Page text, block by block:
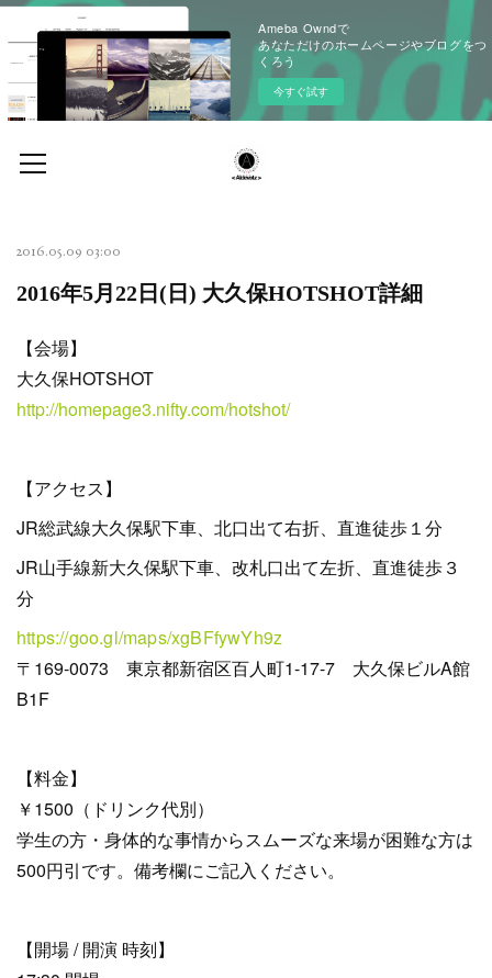
Ameba Owndで
あなただけのホームページやブログをつ
くろう
今すぐ試す
2016.05.09 03:00
2016年5月22日(日) 大久保HOTSHOT詳細
【会場】
大久保HOTSHOT
http://homepage3.nifty.com/hotshot/
【アクセス】
JR総武線大久保駅下車、北口出て右折、直進徒歩１分
JR山手線新大久保駅下車、改札口出て左折、直進徒歩３
分
https://goo.gl/maps/xgBFfywYh9z
〒169-0073 東京都新宿区百人町1-17-7 大久保ビルA館
B1F
【料金】
￥1500（ドリンク代別）
学生の方・身体的な事情からスムーズな来場が困難な方は
500円引です。備考欄にご記入ください。
【開場 / 開演 時刻】